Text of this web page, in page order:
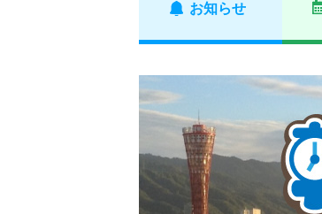
お知らせ